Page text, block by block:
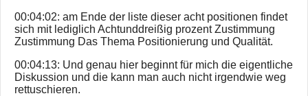
00:04:02: am Ende der liste dieser acht positionen findet
sich mit lediglich Achtunddreißig prozent Zustimmung
Zustimmung Das Thema Positionierung und Qualität.
00:04:13: Und genau hier beginnt für mich die eigentliche
Diskussion und die kann man auch nicht irgendwie weg
rettuschieren.